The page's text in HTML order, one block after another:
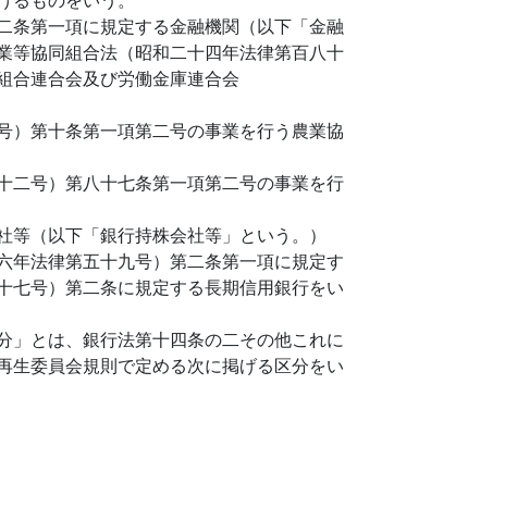
条第一項に規定する金融機関（以下「金融
等協同組合法（昭和二十四年法律第百八十
合連合会及び労働金庫連合会
）第十条第一項第二号の事業を行う農業協
二号）第八十七条第一項第二号の事業を行
（以下「銀行持株会社等」という。）
年法律第五十九号）第二条第一項に規定す
七号）第二条に規定する長期信用銀行をい
」とは、銀行法第十四条の二その他これに
生委員会規則で定める次に掲げる区分をい